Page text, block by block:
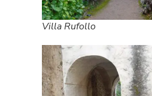
Villa Rufollo